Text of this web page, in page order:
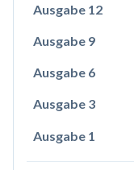
Ausgabe 12
Ausgabe 9
Ausgabe 6
Ausgabe 3
Ausgabe 1